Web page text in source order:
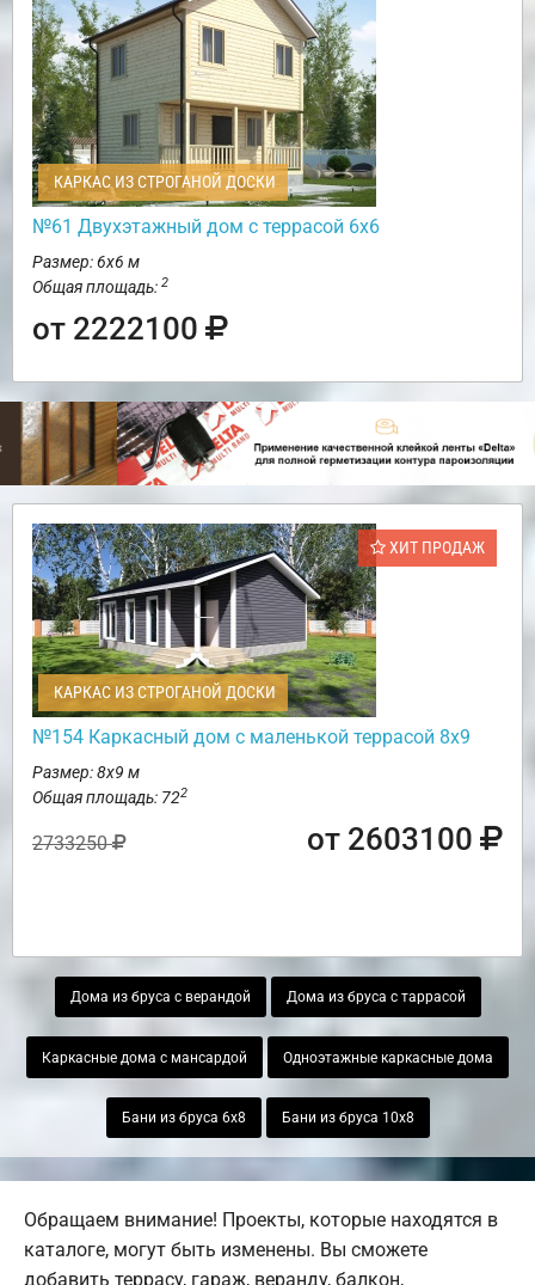
КАРКАС ИЗ СТРОГАНОЙ ДОСКИ
№61 Двухэтажный дом с террасой 6х6
Размер: 6х6 м
Общая площадь: 2
от 2222100
ХИТ ПРОДАЖ
КАРКАС ИЗ СТРОГАНОЙ ДОСКИ
№154 Каркасный дом с маленькой террасой 8х9
Размер: 8х9 м
Общая площадь: 722
2733250 от 2603100
Дома из бруса с верандой Дома из бруса с таррасой
Каркасные дома с мансардой Одноэтажные каркасные дома
Бани из бруса 6х8 Бани из бруса 10х8
Обращаем внимание! Проекты, которые находятся в
каталоге, могут быть изменены. Вы сможете
добавить террасу, гараж, веранду, балкон,